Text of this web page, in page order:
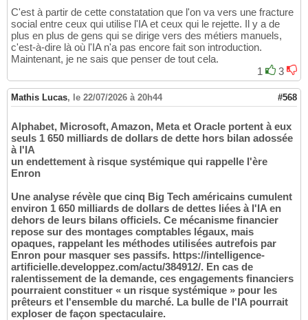
C'est à partir de cette constatation que l'on va vers une fracture
social entre ceux qui utilise l'IA et ceux qui le rejette. Il y a de
plus en plus de gens qui se dirige vers des métiers manuels,
c'est-à-dire là où l'IA n'a pas encore fait son introduction.
Maintenant, je ne sais que penser de tout cela.
1
3
Mathis Lucas, le 22/07/2026 à 20h44 #568
Alphabet, Microsoft, Amazon, Meta et Oracle portent à eux
seuls 1 650 milliards de dollars de dette hors bilan adossée
à l'IA
un endettement à risque systémique qui rappelle l'ère
Enron
Une analyse révèle que cinq Big Tech américains cumulent
environ 1 650 milliards de dollars de dettes liées à l'IA en
dehors de leurs bilans officiels. Ce mécanisme financier
repose sur des montages comptables légaux, mais
opaques, rappelant les méthodes utilisées autrefois par
Enron pour masquer ses passifs. https://intelligence-
artificielle.developpez.com/actu/384912/. En cas de
ralentissement de la demande, ces engagements financiers
pourraient constituer « un risque systémique » pour les
prêteurs et l'ensemble du marché. La bulle de l'IA pourrait
exploser de façon spectaculaire.